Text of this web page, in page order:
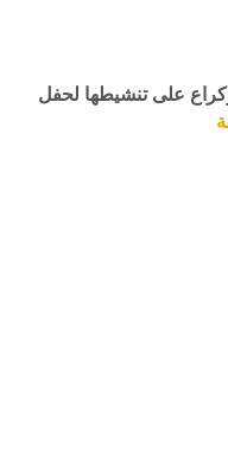
على تنشيطها لحفل